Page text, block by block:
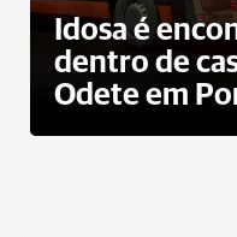
Idosa é
dentro de
Odete em